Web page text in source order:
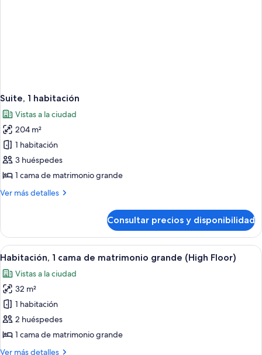
Suite, 1 habitación
Vistas a la ciudad
204 m²
1 habitación
3 huéspedes
1 cama de matrimonio grande
Ver más detalles
Más
1
habitación
Consultar precios y disponibilidad
Abrir
todas
las
fotos
de
Habitación,
1
Habitación de hotel moderna con
7
Habitación, 1 cama de matrimonio grande (High Floor)
Vistas a la ciudad
32 m²
1 habitación
2 huéspedes
1 cama de matrimonio grande
Ver más detalles
Más